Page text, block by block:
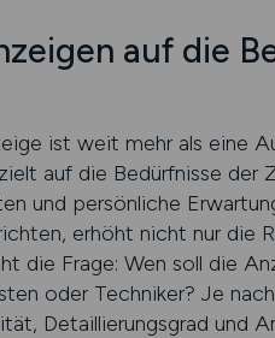
auf die
ist weit mehr als eine
auf die Bedürfnisse der
und persönliche
erhöht nicht nur die
die Frage: Wen soll die
oder Techniker? Je
Detaillierungsgrad und